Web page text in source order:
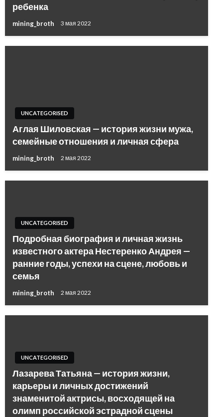
ребенка
mining_broth 3 мая 2022
UNCATEGORISED
Аглая Шиловская — история жизни мужа,
семейные отношения и личная сфера
mining_broth 2 мая 2022
UNCATEGORISED
Подробная биография и личная жизнь
известного актера Нестеренко Андрея —
ранние годы, успехи на сцене, любовь и
семья
mining_broth 2 мая 2022
UNCATEGORISED
Лазарева Татьяна — история жизни,
карьеры и личных достижений
знаменитой актрисы, восходящей на
олимп российской эстрадной сцены